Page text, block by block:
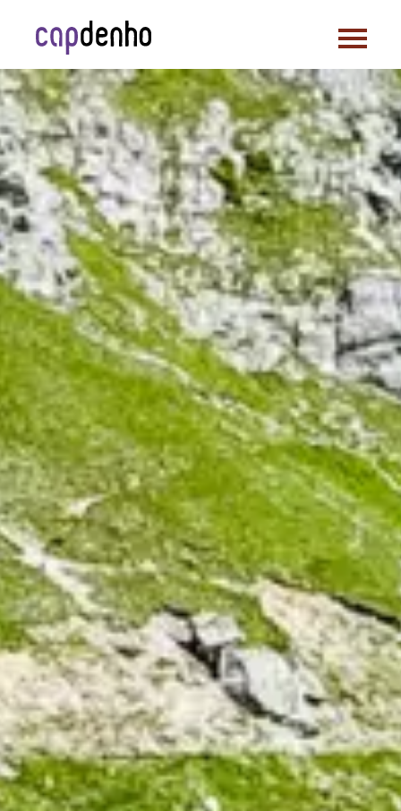
Actualités
À propos
Loisirs adaptés
Nous soutenir
Communication
Contact